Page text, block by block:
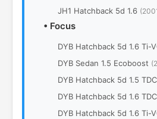
JH1 Hatchback 5d 1.6
• Focus
DYB Hatchback 5d 1.6 Ti-
DYB Sedan 1.5 Ecoboost
DYB Hatchback 5d 1.5
DYB Hatchback 5d 1.6
DYB Hatchback 5d 1.6 Ti-